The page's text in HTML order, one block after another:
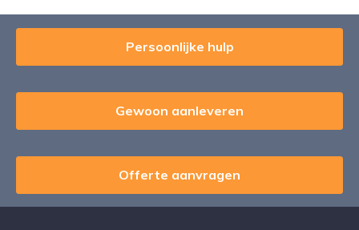
Persoonlijke hulp
Gewoon aanleveren
Offerte aanvragen